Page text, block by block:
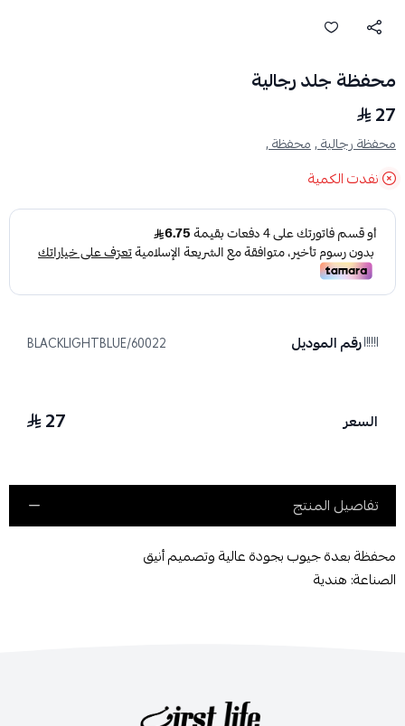
محفظة جلد رجالية
27
محفظة رجالية ,محفظة ,
نفدت الكمية
رقم الموديل 60022/BLACKLIGHTBLUE
السعر 27
تفاصيل المنتج
محفظة بعدة جيوب بجودة عالية وتصميم أنيق
الصناعة: هندية